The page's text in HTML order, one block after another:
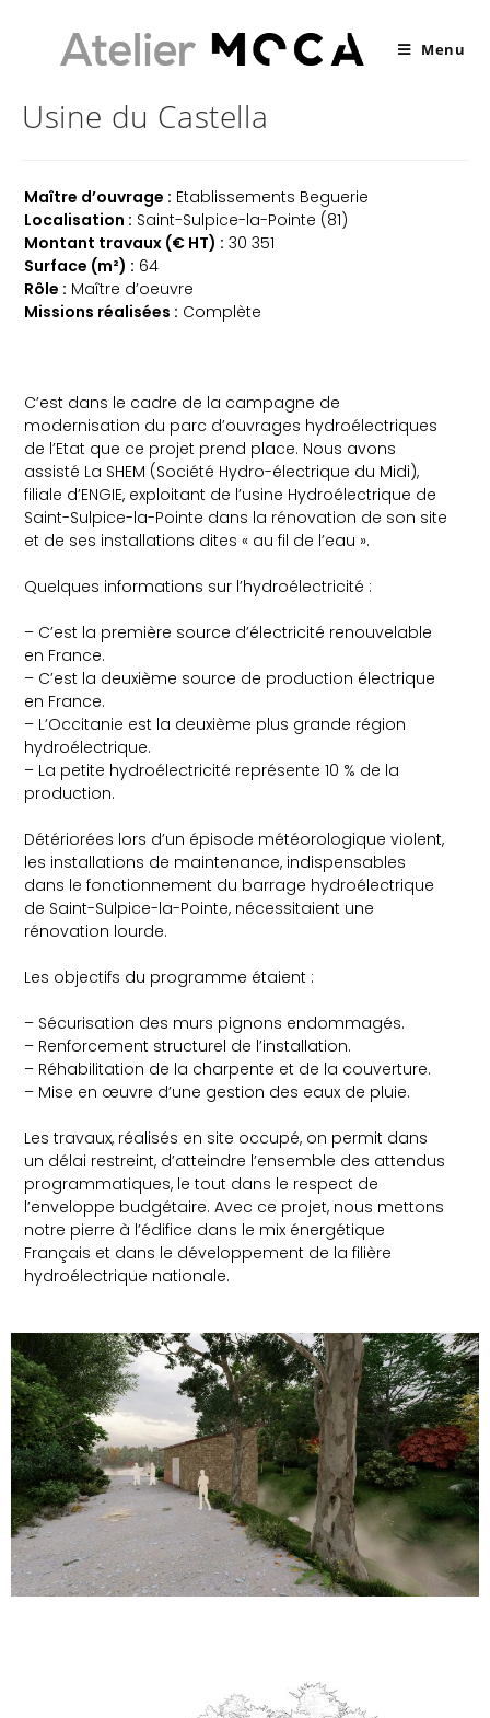
Menu
Usine du Castella
Maître d’ouvrage : Etablissements Beguerie
Localisation : Saint-Sulpice-la-Pointe (81)
Montant travaux (€ HT) : 30 351
Surface (m²) : 64
Rôle : Maître d’oeuvre
Missions réalisées : Complète
C’est dans le cadre de la campagne de
modernisation du parc d’ouvrages hydroélectriques
de l’Etat que ce projet prend place. Nous avons
assisté La SHEM (Société Hydro-électrique du Midi),
filiale d’ENGIE, exploitant de l’usine Hydroélectrique de
Saint-Sulpice-la-Pointe dans la rénovation de son site
et de ses installations dites « au fil de l’eau ».
Quelques informations sur l’hydroélectricité :
– C’est la première source d’électricité renouvelable
en France.
– C’est la deuxième source de production électrique
en France.
– L’Occitanie est la deuxième plus grande région
hydroélectrique.
– La petite hydroélectricité représente 10 % de la
production.
Détériorées lors d’un épisode météorologique violent,
les installations de maintenance, indispensables
dans le fonctionnement du barrage hydroélectrique
de Saint-Sulpice-la-Pointe, nécessitaient une
rénovation lourde.
Les objectifs du programme étaient :
– Sécurisation des murs pignons endommagés.
– Renforcement structurel de l’installation.
– Réhabilitation de la charpente et de la couverture.
– Mise en œuvre d’une gestion des eaux de pluie.
Les travaux, réalisés en site occupé, on permit dans
un délai restreint, d’atteindre l’ensemble des attendus
programmatiques, le tout dans le respect de
l’enveloppe budgétaire. Avec ce projet, nous mettons
notre pierre à l’édifice dans le mix énergétique
Français et dans le développement de la filière
hydroélectrique nationale.